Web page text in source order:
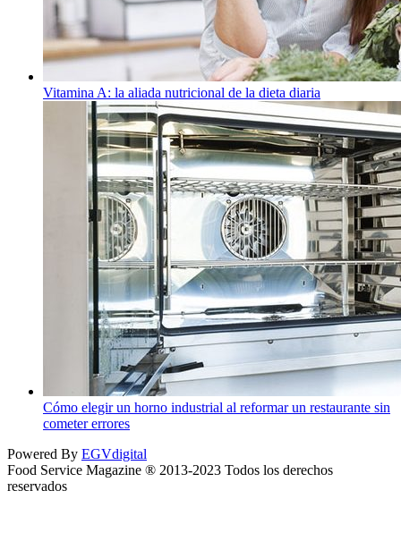
Vitamina A: la aliada nutricional de la dieta diaria
Cómo elegir un horno industrial al reformar un restaurante sin
cometer errores
Powered By EGVdigital
Food Service Magazine ® 2013-2023 Todos los derechos
reservados